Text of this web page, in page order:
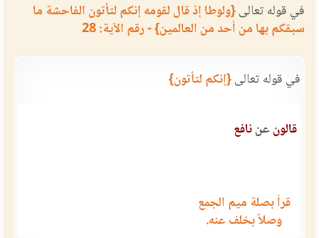
في قوله تعالى{ولوطا إذ قال لقومه إنكم لتأتون الفاحشة ما
سبقكم بها من أحد من العالمين} - رقم الآية: 28
في قوله تعالى{إنكم لتأتون}
قالون عننافع
قرأ بصلة ميم الجمع
وصلاً بخلف عنه.